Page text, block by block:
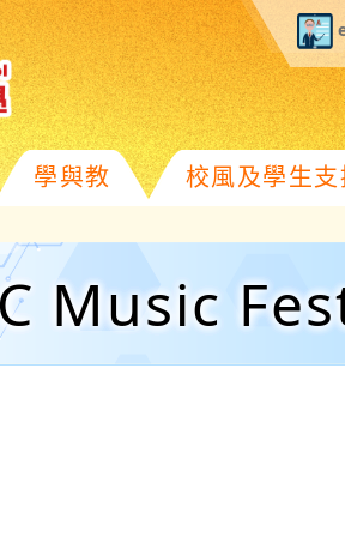
學與教 校風及學生支
Music